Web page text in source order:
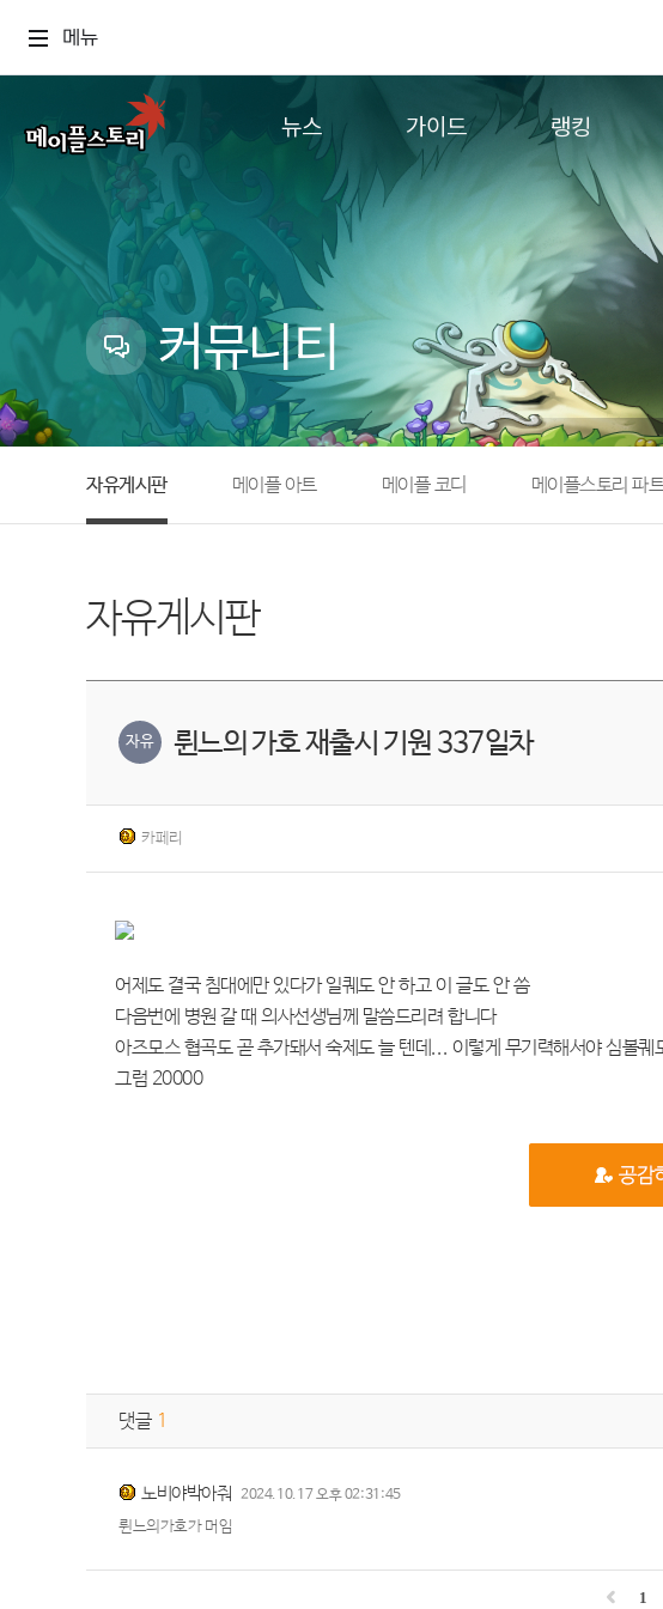
메뉴
뉴스
업데이트
이벤트
캐시샵 공지
메이플 알림판
with maple
가이드
추가정보
랭킹
컨텐츠 랭킹
메
커뮤니티
자유게시판 메이플 아트 메이플 코디 메이플스토리 파
자유게시판
자유 륀느의 가호 재출시 기원 337일차
카페리
어제도 결국 침대에만 있다가 일퀘도 안 하고 이 글도 안 씀
다음번에 병원 갈 때 의사선생님께 말씀드리려 합니다
아즈모스 협곡도 곧 추가돼서 숙제도 늘 텐데... 이렇게 무기력해서야 심볼퀘
그럼 20000
댓글 1
노비야박아줘 2024.10.17 오후 02:31:45
륀느의가호가 머임
1